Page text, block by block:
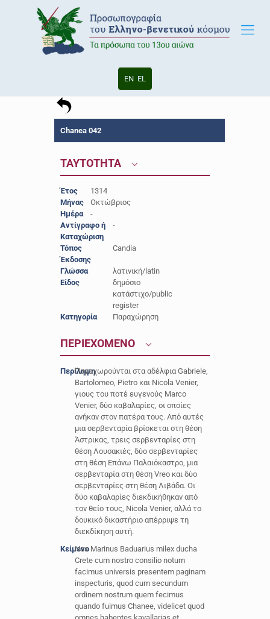
EN EL
Chanea 042
ΤΑΥΤΟΤΗΤΑ
Έτος
1314
Μήνας
Οκτώβριος
Ημέρα
-
Αντίγραφο ή
Καταχώριση
-
Τόπος
Έκδοσης
Candia
Γλώσσα
λατινική/latin
Είδος
δημόσιο
κατάστιχο/public
register
Κατηγορία
Παραχώρηση
ΠΕΡΙΕΧΟΜΕΝΟ
Περίληψη
Παραχωρούνται στα αδέλφια Gabriele,
Bartolomeo, Pietro και Nicola Venier,
γιους του ποτέ ευγενούς Marco
Venier, δύο καβαλαρίες, οι οποίες
ανήκαν στον πατέρα τους. Από αυτές
μια σερβενταρία βρίσκεται στη θέση
Άστρικας, τρεις σερβενταρίες στη
θέση Λουσακιές, δύο σερβενταρίες
στη θέση Επάνω Παλαιόκαστρο, μια
σερβενταρία στη θέση Vreo και δύο
σερβενταρίες στη θέση Λιβάδα. Οι
δύο καβαλαρίες διεκδικήθηκαν από
τον θείο τους, Nicola Venier, αλλά το
δουκικό δικαστήριο απέρριψε τη
διεκδίκηση αυτή.
ΚείμενοNos Marinus Baduarius milex ducha
Crete cum nostro consilio notum
facimus universis presentem paginam
inspecturis, quod cum secundum
ordinem nostrum quem fecimus
quando fuimus Chanee, videlicet quod